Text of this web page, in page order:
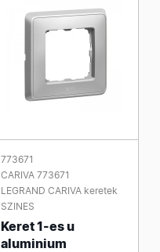
773671
CARIVA 773671
LEGRAND CARIVA keretek
SZINES
Keret 1-es u
aluminium